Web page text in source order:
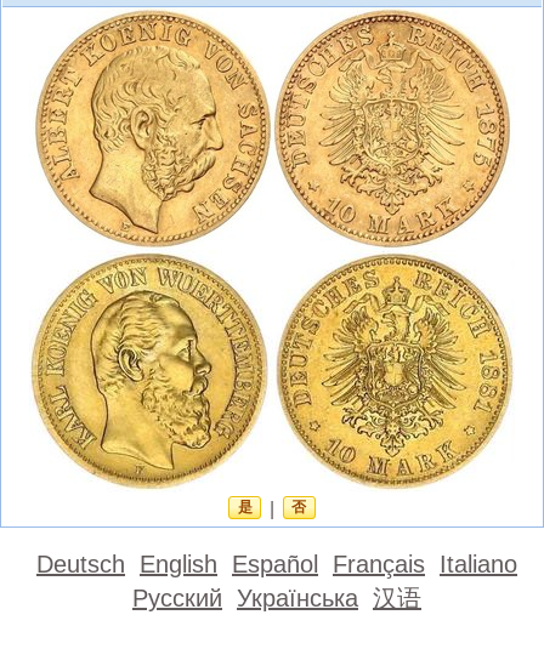
是 否
Deutsch English Español Français Italiano
Русский Українська 汉语